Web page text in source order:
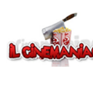
contenuto